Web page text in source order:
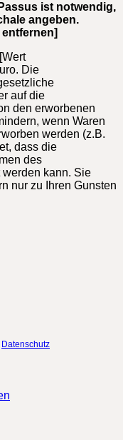
ist notwendig,
angeben.
Die
auf die
den erworbenen
wenn Waren
werden (z.B.
dass die
des
kann. Sie
nur zu Ihren Gunsten
Datenschutz